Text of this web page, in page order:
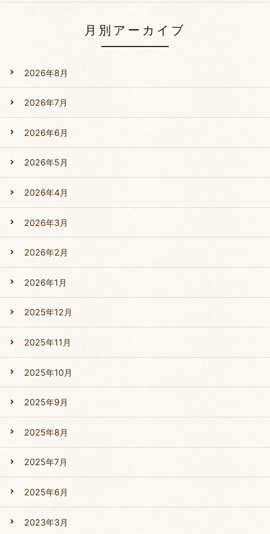
月別アーカイブ
2026年8月
2026年7月
2026年6月
2026年5月
2026年4月
2026年3月
2026年2月
2026年1月
2025年12月
2025年11月
2025年10月
2025年9月
2025年8月
2025年7月
2025年6月
2023年3月